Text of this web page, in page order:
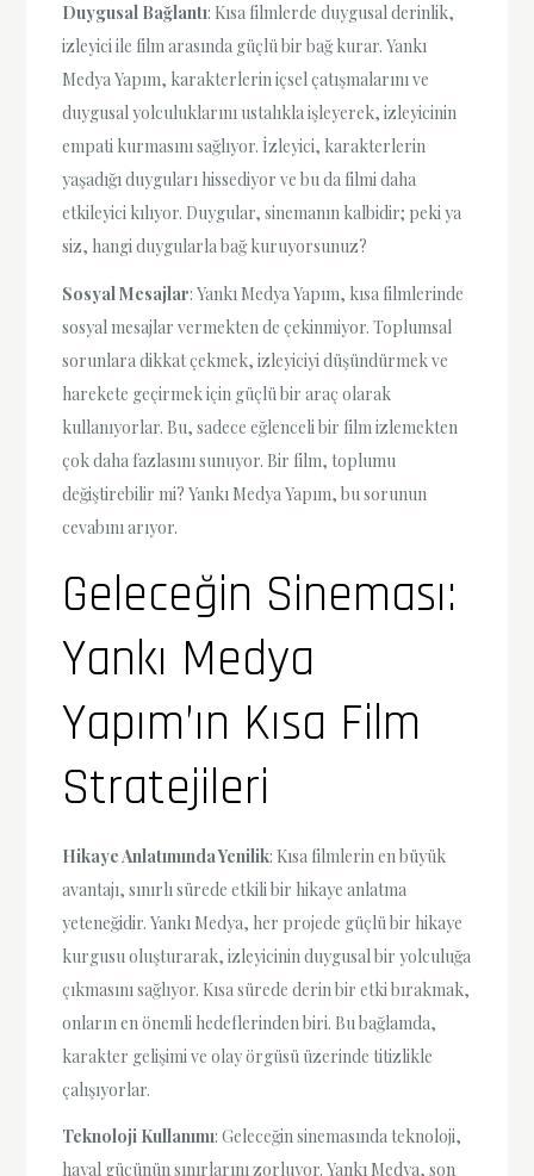
Duygusal Bağlantı: Kısa filmlerde duygusal derinlik,
izleyici ile film arasında güçlü bir bağ kurar. Yankı
Medya Yapım, karakterlerin içsel çatışmalarını ve
duygusal yolculuklarını ustalıkla işleyerek, izleyicinin
empati kurmasını sağlıyor. İzleyici, karakterlerin
yaşadığı duyguları hissediyor ve bu da filmi daha
etkileyici kılıyor. Duygular, sinemanın kalbidir; peki ya
siz, hangi duygularla bağ kuruyorsunuz?
Sosyal Mesajlar: Yankı Medya Yapım, kısa filmlerinde
sosyal mesajlar vermekten de çekinmiyor. Toplumsal
sorunlara dikkat çekmek, izleyiciyi düşündürmek ve
harekete geçirmek için güçlü bir araç olarak
kullanıyorlar. Bu, sadece eğlenceli bir film izlemekten
çok daha fazlasını sunuyor. Bir film, toplumu
değiştirebilir mi? Yankı Medya Yapım, bu sorunun
cevabını arıyor.
Geleceğin Sineması:
Yankı Medya
Yapım’ın Kısa Film
Stratejileri
Hikaye Anlatımında Yenilik: Kısa filmlerin en büyük
avantajı, sınırlı sürede etkili bir hikaye anlatma
yeteneğidir. Yankı Medya, her projede güçlü bir hikaye
kurgusu oluşturarak, izleyicinin duygusal bir yolculuğa
çıkmasını sağlıyor. Kısa sürede derin bir etki bırakmak,
onların en önemli hedeflerinden biri. Bu bağlamda,
karakter gelişimi ve olay örgüsü üzerinde titizlikle
çalışıyorlar.
Teknoloji Kullanımı: Geleceğin sinemasında teknoloji,
hayal gücünün sınırlarını zorluyor. Yankı Medya, son